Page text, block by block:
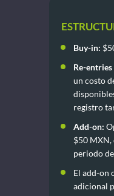
Buy-in:
Re-
un costo
registro
Add-on:
$50 MXN,
periodo
El add-on
adicional